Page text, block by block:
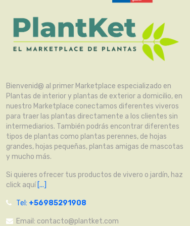
Bienvenid@ al primer Marketplace especializado en
Plantas de interior y plantas de exterior a domicilio, en
nuestro Marketplace conectamos diferentes viveros
para traer las plantas directamente a los clientes sin
intermediarios. También podrás encontrar diferentes
tipos de plantas como plantas perennes, de hojas
grandes, hojas pequeñas, plantas amigas de mascotas
y mucho más.
Si quieres ofrecer tus productos de vivero o jardín, haz
click aquí[...]
Tel: +56985291908
Email: contacto@plantket.com